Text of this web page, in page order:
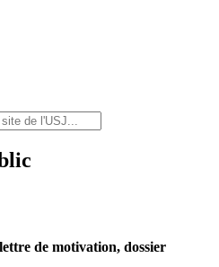
de motivation, dossier